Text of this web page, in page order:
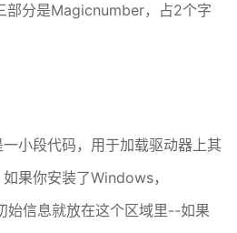
部分是Magicnumber，占2个字
小段代码，用于加载驱动器上其
果你安装了Windows，
始信息就放在这个区域里--如果